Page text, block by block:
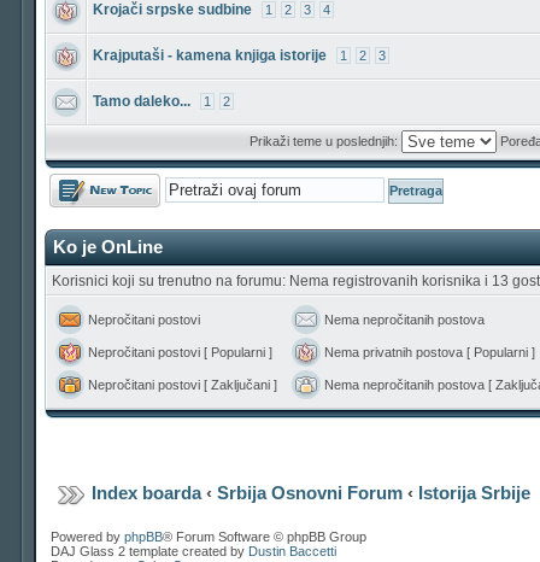
Krojači srpske sudbine 1 2 3 4
Krajputaši - kamena knjiga istorije 1 2 3
Tamo daleko... 1 2
Prikaži teme u poslednjih:
Počni novu temu
Ko je OnLine
Korisnici koji su trenutno na forumu: Nema registrovanih korisnika i 13
Nepročitani postovi Nema nepročitanih postova
Nepročitani postovi [ Popularni ] Nema privatnih postova [ Popularni ]
Nepročitani postovi [ Zaključani ] Nema nepročitanih postova [
Index boarda‹Srbija Osnovni Forum ‹ Istorija Srbije
Powered by phpBB® Forum Software © phpBB Group
DAJ Glass 2 template created by Dustin Baccetti